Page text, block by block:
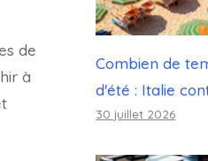
de
à
Combien de
d'été : Italie
30 juillet 2026